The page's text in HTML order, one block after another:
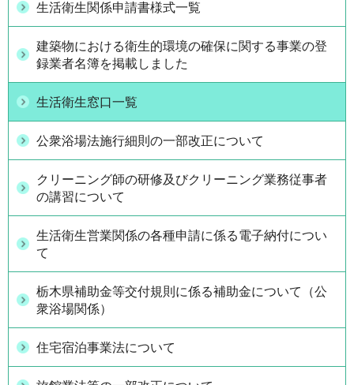
生活衛生関係申請書様式一覧
建築物における衛生的環境の確保に関する事業の登
録業者名簿を掲載しました
生活衛生窓口一覧
公衆浴場法施行細則の一部改正について
クリーニング師の研修及びクリーニング業務従事者
の講習について
生活衛生営業関係の各種申請に係る電子納付につい
て
栃木県補助金等交付規則に係る補助金について（公
衆浴場関係）
住宅宿泊事業法について